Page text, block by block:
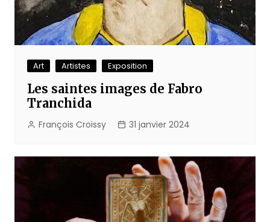
Art Artistes Exposition
Les saintes images de Fabro
Tranchida
François Croissy 31 janvier 2024